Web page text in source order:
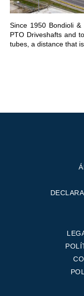
Since 1950 Bondioli
PTO Driveshafts and
tubes, a distance that